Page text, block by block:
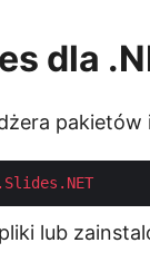
dla
pakietów
.Slides .NET
pliki lub